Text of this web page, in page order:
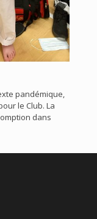
pandémique,
le Club. La
dans